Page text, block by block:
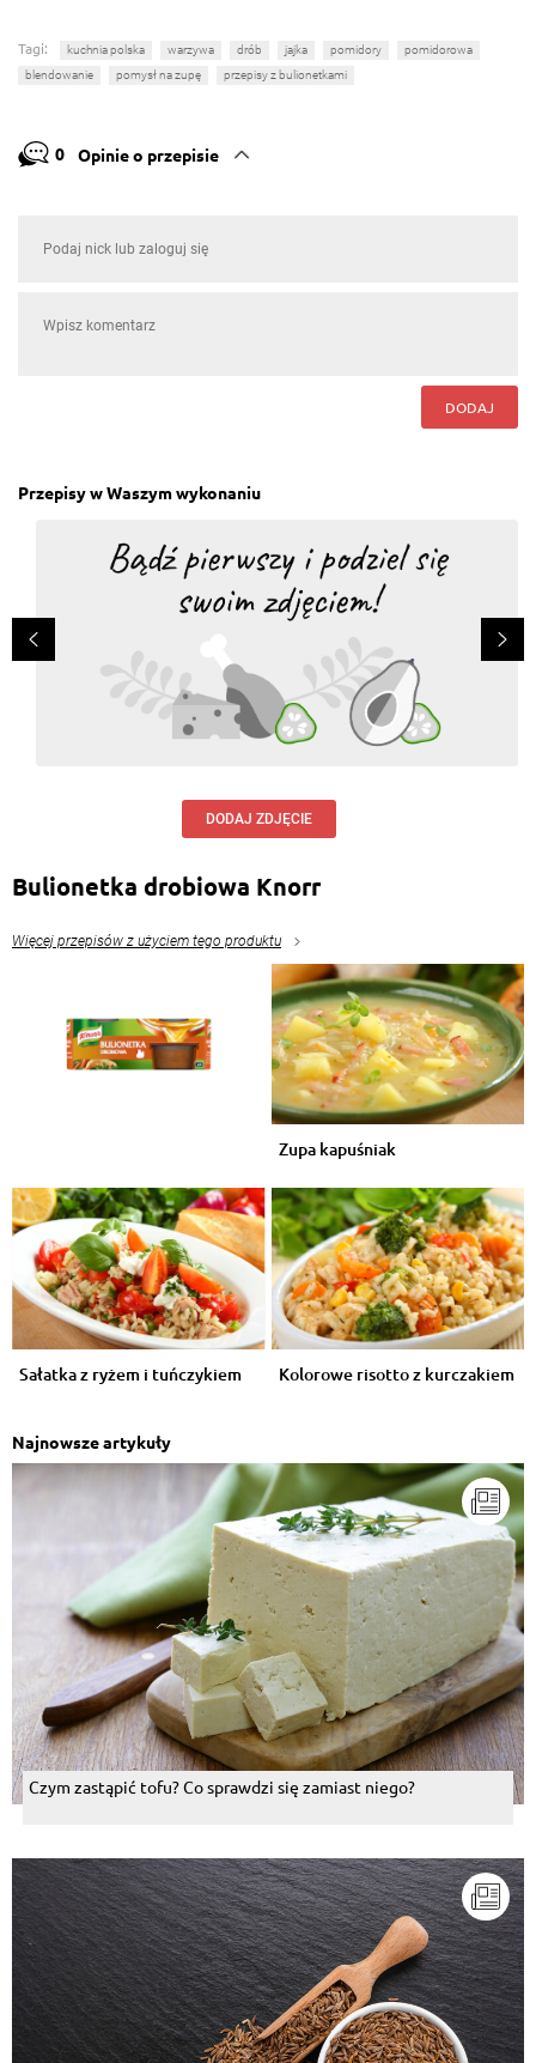
Tagi: kuchnia polska warzywa drób jajka pomidory
pomidorowa
blendowanie
pomysł na zupę przepisy z bulionetkami
0 Opinie o przepisie
DODAJ
Przepisy w Waszym wykonaniu
DODAJ ZDJĘCIE
Bulionetka drobiowa Knorr
Więcej przepisów z użyciem tego produktu
Zupa kapuśniak
Sałatka z ryżem i tuńczykiem Kolorowe risotto z kurczakiem
Najnowsze artykuły
Czym zastąpić tofu? Co sprawdzi się zamiast niego?